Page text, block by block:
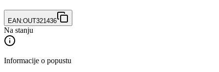
EAN:OUT321436
Na stanju
Informacije o popustu